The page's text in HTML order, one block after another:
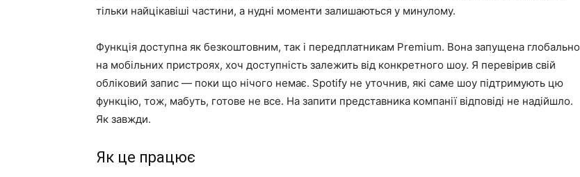
тільки найцікавіші частини, а нудні моменти залишаються у минулому.
Функція доступна як безкоштовним, так і передплатникам Premium. Вона запущена глобально
на мобільних пристроях, хоч доступність залежить від конкретного шоу. Я перевірив свій
обліковий запис — поки що нічого немає. Spotify не уточнив, які саме шоу підтримують цю
функцію, тож, мабуть, готове не все. На запити представника компанії відповіді не надійшло.
Як завжди.
Як це працює